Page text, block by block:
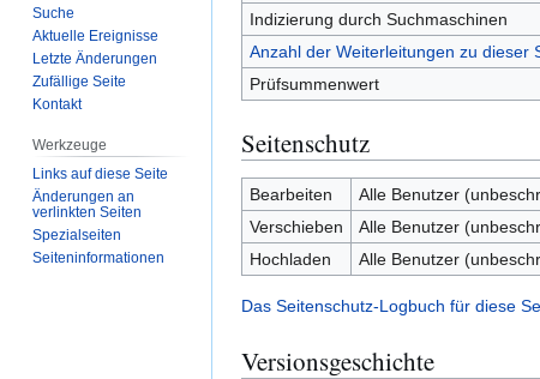
Indizierung durch Suchmaschinen
Anzahl der Weiterleitungen zu dieser
Prüfsummenwert
Seitenschutz
Bearbeiten
Alle Benutzer
Verschieben
Alle Benutzer
Hochladen
Alle Benutzer
Das Seitenschutz-Logbuch für diese
Versionsgeschichte
Suche
Aktuelle Ereignisse
Letzte Änderungen
Zufällige Seite
Kontakt
Werkzeuge
Links auf diese Seite
Änderungen an
verlinkten Seiten
Spezialseiten
Seiten­­informationen